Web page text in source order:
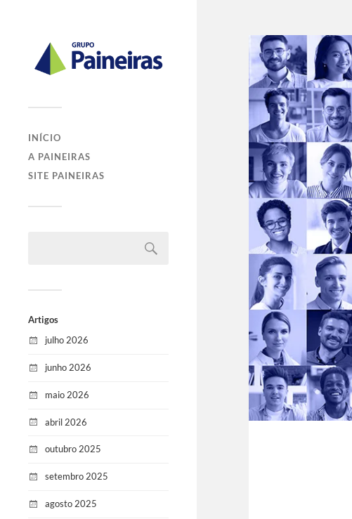
INÍCIO
A PAINEIRAS
SITE PAINEIRAS
Artigos
julho 2026
junho 2026
maio 2026
abril 2026
outubro 2025
setembro 2025
agosto 2025